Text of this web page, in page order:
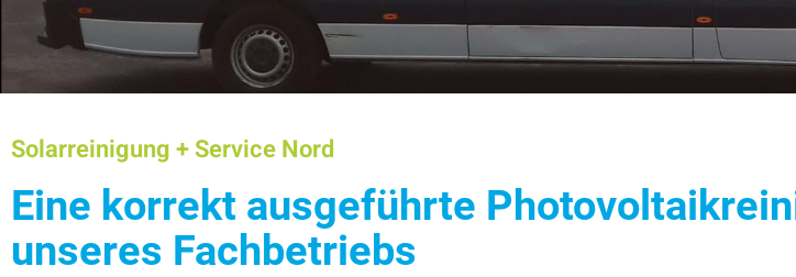
Solarreinigung + Service Nord
Eine korrekt ausgeführte
unseres Fachbetriebs